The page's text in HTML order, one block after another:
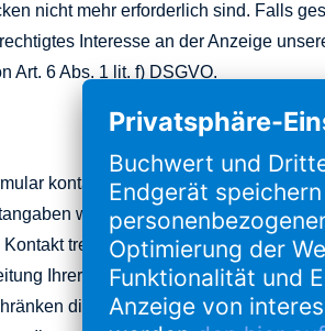
nicht mehr erforderlich sind. Falls
Interesse an der Anzeige
Art. 6 Abs. 1 lit. f) DSGVO.
kontaktieren, werden
werden jeweils
treten können. Alle weiteren
Ihrer Anfrage gespeichert. Die im
die Verarbeitung ein, falls